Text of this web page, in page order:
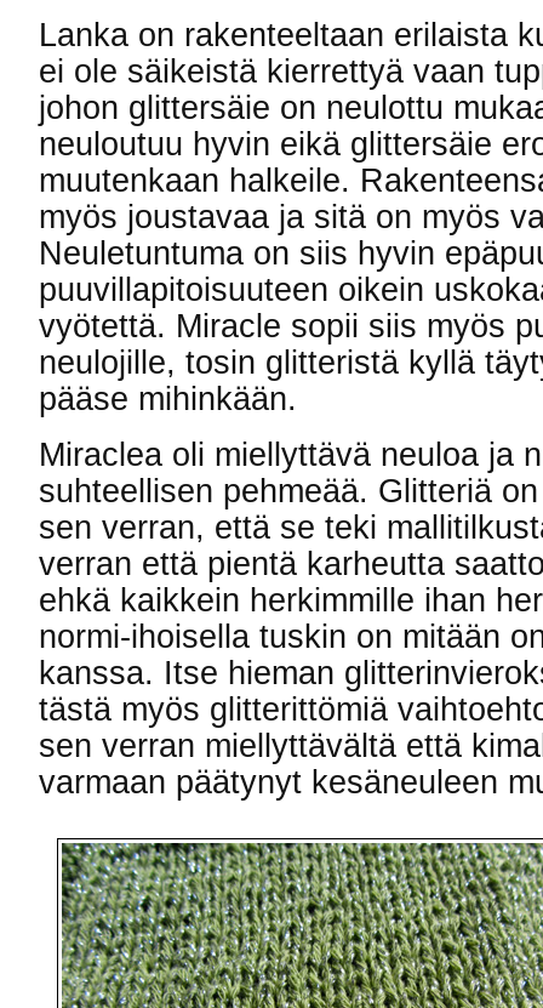
Lanka on rakenteeltaan erilaista
ei ole säikeistä kierrettyä vaan
johon glittersäie on neulottu
neuloutuu hyvin eikä glittersäie
muutenkaan halkeile.
myös joustavaa ja sitä on myös
Neuletuntuma on siis hyvin
puuvillapitoisuuteen oikein
vyötettä. Miracle sopii siis myös
neulojille, tosin glitteristä kyllä
pääse mihinkään.
Miraclea oli miellyttävä neuloa ja
suhteellisen pehmeää. Glitteriä
sen verran, että se teki
verran että pientä karheutta
ehkä kaikkein herkimmille ihan
normi-ihoisella tuskin on mitään
kanssa. Itse hieman
tästä myös glitterittömiä
sen verran miellyttävältä että
varmaan päätynyt kesäneuleen